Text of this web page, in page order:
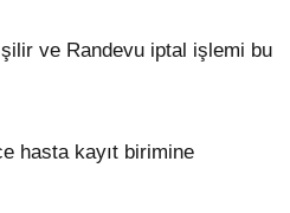
ve Randevu iptal işlemi bu
hasta kayıt birimine